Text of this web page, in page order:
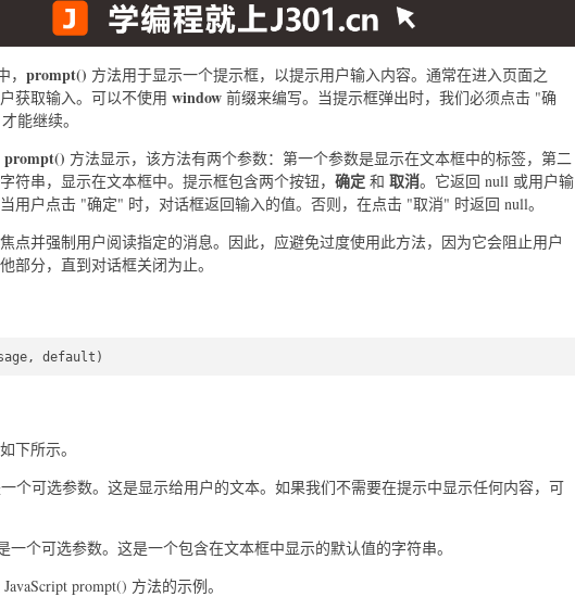
prompt() 方法用于显示一个提示框，以提示用户输入内容。通常在进入页面之
获取输入。可以不使用 window 前缀来编写。当提示框弹出时，我们必须点击 "确
能继续。
prompt() 方法显示，该方法有两个参数：第一个参数是显示在文本框中的标签，第二
符串，显示在文本框中。提示框包含两个按钮， 确定 和 取消。它返回 null 或用户输
用户点击 "确定" 时，对话框返回输入的值。否则，在点击 "取消" 时返回 null。
点并强制用户阅读指定的消息。因此，应避免过度使用此方法，因为它会阻止用户
部分，直到对话框关闭为止。
default)
下所示。
个可选参数。这是显示给用户的文本。如果我们不需要在提示中显示任何内容，可
一个可选参数。这是一个包含在文本框中显示的默认值的字符串。
prompt() 方法的示例。